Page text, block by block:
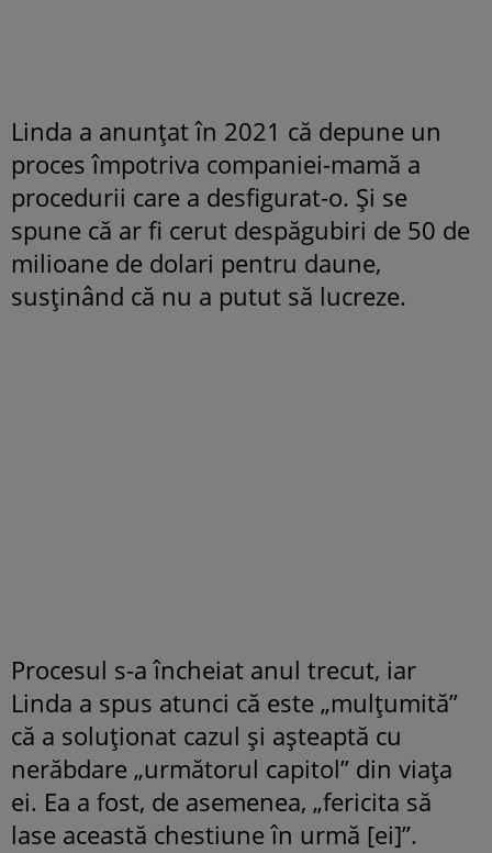
Linda a anunțat în 2021 că depune un
proces împotriva companiei-mamă a
procedurii care a desfigurat-o. Și se
spune că ar fi cerut despăgubiri de 50 de
milioane de dolari pentru daune,
susținând că nu a putut să lucreze.
Procesul s-a încheiat anul trecut, iar
Linda a spus atunci că este „mulțumită”
că a soluționat cazul și așteaptă cu
nerăbdare „următorul capitol” din viața
ei. Ea a fost, de asemenea, „fericita să
lase această chestiune în urmă [ei]”.